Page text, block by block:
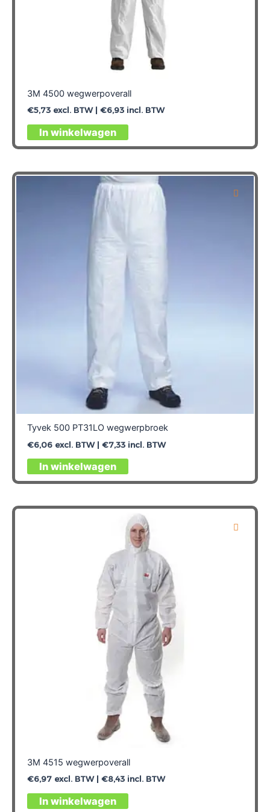
3M 4500 wegwerpoverall
€5,73excl. BTW | €6,93incl. BTW
In winkelwagen
Dit
product
meerdere
variaties.
worden
Tyvek 500 PT31LO wegwerpbroek
€6,06excl. BTW | €7,33incl. BTW
In winkelwagen
Dit
product
meerdere
variaties.
Deze
optie
gekozen
worden
de
productpagina
3M 4515 wegwerpoverall
€6,97excl. BTW | €8,43incl. BTW
In winkelwagen
Dit
product